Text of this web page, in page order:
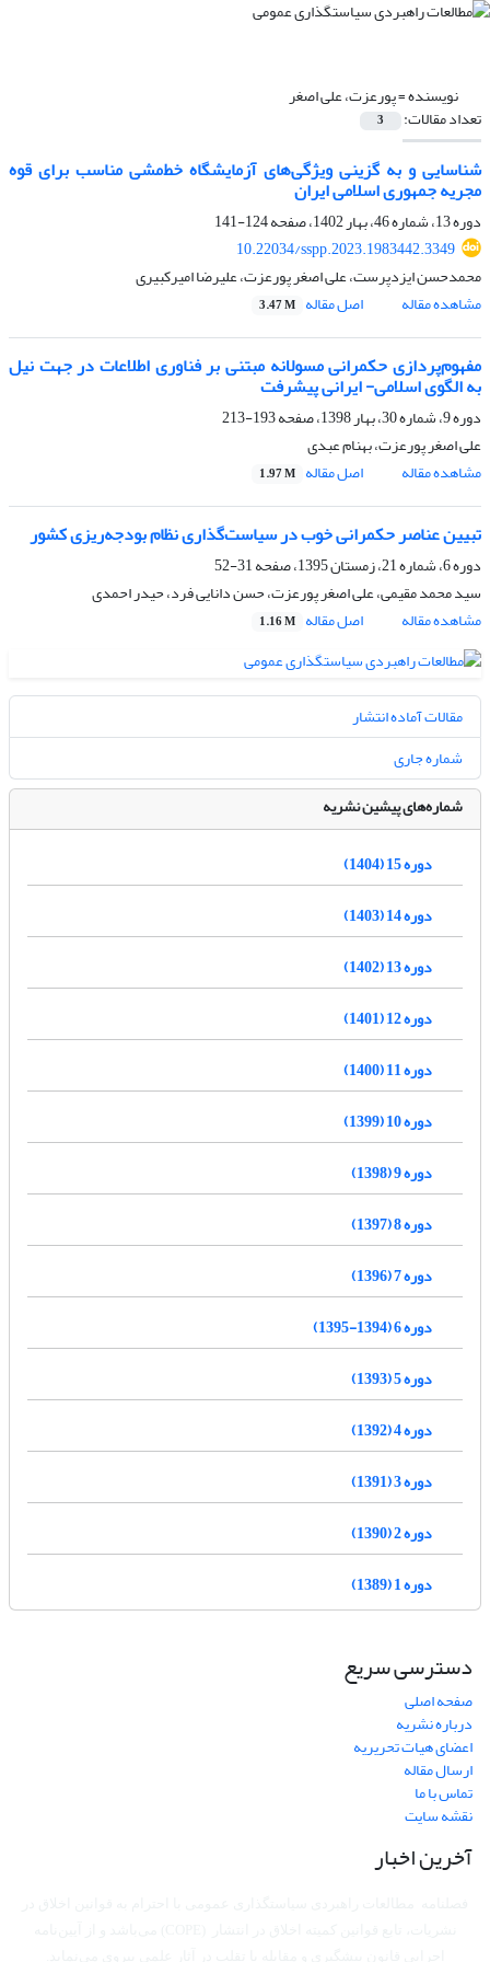
نویسنده =پورعزت، علی اصغر
تعداد مقالات: 3
شناسایی و به گزینی ویژگی‌های آزمایشگاه‎ خط‌مشی مناسب برای قوه
مجریه جمهوری اسلامی ایران
دوره 13، شماره 46، بهار 1402، صفحه
124-141
10.22034/sspp.2023.1983442.3349
محمدحسن ایزدپرست، علی اصغر پورعزت، علیرضا امیرکبیری
مشاهده مقاله
اصل مقاله 3.47 M
مفهوم‌پردازی حکمرانی مسولانه مبتنی بر فناوری اطلاعات در جهت نیل
به الگوی اسلامی- ایرانی پیشرفت
دوره 9، شماره 30، بهار 1398، صفحه
193-213
علی اصغر پورعزت، بهنام عبدی
مشاهده مقاله
اصل مقاله 1.97 M
تبیین عناصر حکمرانی خوب در سیاست‌گذاری نظام بودجه‌ریزی کشور
دوره 6، شماره 21، زمستان 1395، صفحه
31-52
سید محمد مقیمی، علی اصغر پورعزت، حسن دانایی فرد، حیدر احمدی
مشاهده مقاله
اصل مقاله 1.16 M
مقالات آماده انتشار
شماره جاری
شماره‌های پیشین نشریه
دوره 15 (1404)
دوره 14 (1403)
دوره 13 (1402)
دوره 12 (1401)
دوره 11 (1400)
دوره 10 (1399)
دوره 9 (1398)
دوره 8 (1397)
دوره 7 (1396)
دوره 6 (1394-1395)
دوره 5 (1393)
دوره 4 (1392)
دوره 3 (1391)
دوره 2 (1390)
دوره 1 (1389)
دسترسی سریع
صفحه اصلی
درباره نشریه
اعضای هیات تحریریه
ارسال مقاله
تماس با ما
نقشه سایت
آخرین اخبار